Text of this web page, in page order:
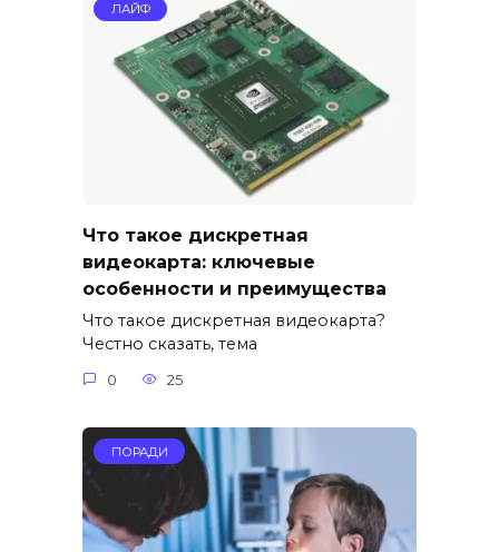
ЛАЙФ
Что такое дискретная
видеокарта: ключевые
особенности и преимущества
Что такое дискретная видеокарта?
Честно сказать, тема
0 25
ПОРАДИ